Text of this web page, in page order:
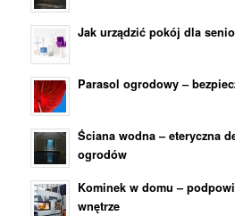
Jak urządzić pokój dla
Parasol ogrodowy –
Ściana wodna – eteryczna
ogrodów
Kominek w domu –
wnętrze